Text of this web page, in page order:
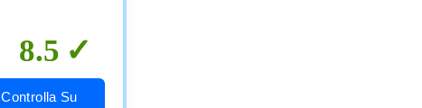
8.5
Controlla Su